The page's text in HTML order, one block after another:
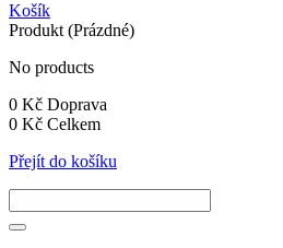
Košík
Produkt (Prázdné)
No products
0 Kč Doprava
0 Kč Celkem
Přejít do košíku